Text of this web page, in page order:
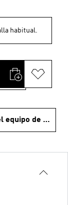
habitual.
Comprar Camiseta Inter de Miami, el equipo de Messi